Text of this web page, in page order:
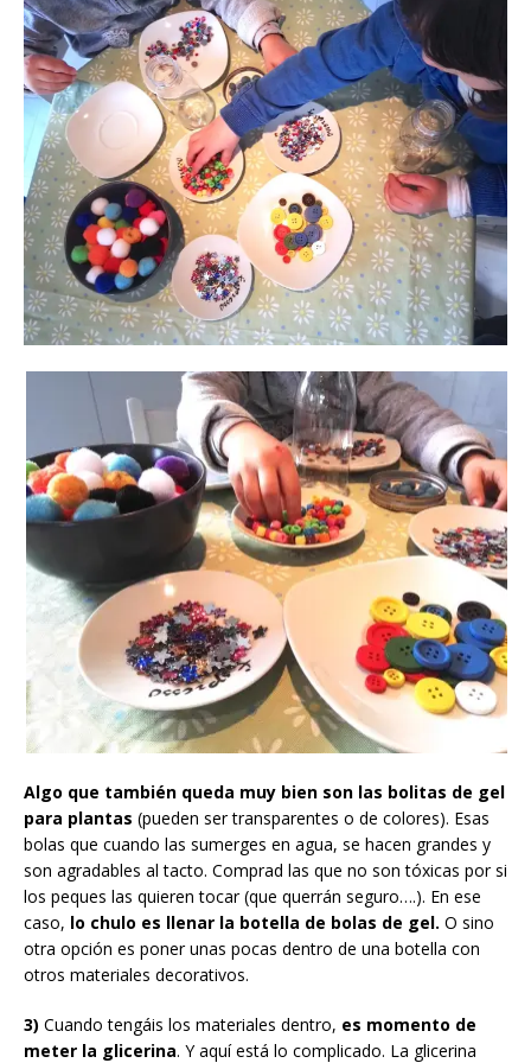
Algo que también queda muy bien son las bolitas de gel
para plantas (pueden ser transparentes o de colores). Esas
bolas que cuando las sumerges en agua, se hacen grandes y
son agradables al tacto. Comprad las que no son tóxicas por si
los peques las quieren tocar (que querrán seguro….). En ese
caso, lo chulo es llenar la botella de bolas de gel. O sino
otra opción es poner unas pocas dentro de una botella con
otros materiales decorativos.
3) Cuando tengáis los materiales dentro, es momento de
meter la glicerina. Y aquí está lo complicado. La glicerina